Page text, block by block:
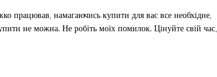
працював, намагаючись купити для вас все необхідне,
не можна. Не робіть моїх помилок. Цінуйте свій час,